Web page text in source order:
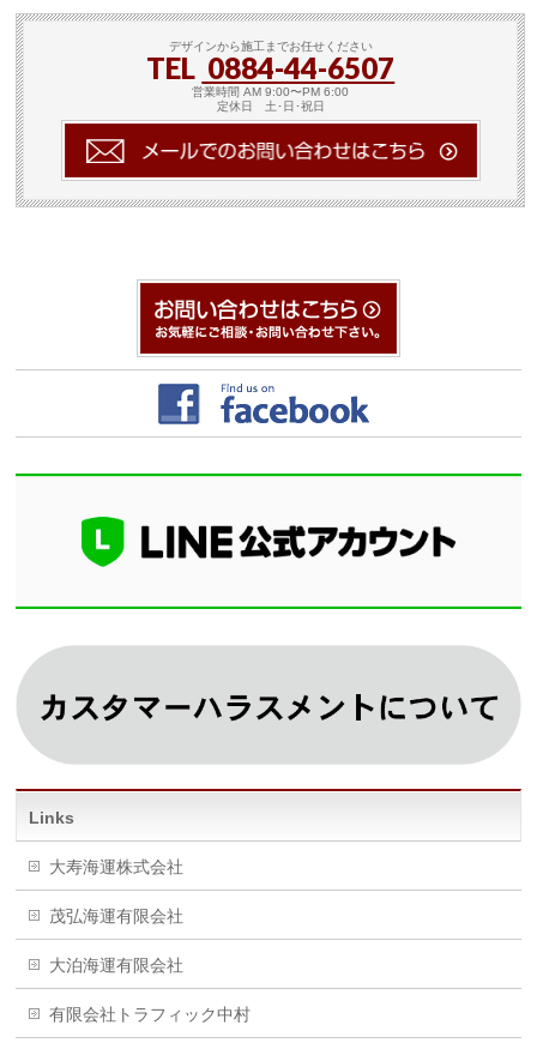
デザインから施工までお任せください
TEL 0884-44-6507
営業時間 AM 9:00〜PM 6:00
定休日 土･日･祝日
Links
大寿海運株式会社
茂弘海運有限会社
大泊海運有限会社
有限会社トラフィック中村